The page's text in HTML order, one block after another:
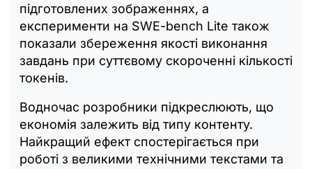
підготовлених зображеннях, а
експерименти на SWE-bench Lite також
показали збереження якості виконання
завдань при суттєвому скороченні кількості
токенів.
Водночас розробники підкреслюють, що
економія залежить від типу контенту.
Найкращий ефект спостерігається при
роботі з великими технічними текстами та